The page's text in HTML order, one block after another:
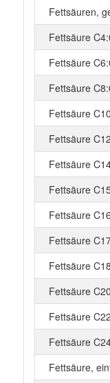
Fettsäuren,
Fettsäure
Fettsäure
Fettsäure
Fettsäure
Fettsäure
Fettsäure
Fettsäure
Fettsäure
Fettsäure
Fettsäure
Fettsäure
Fettsäure
Fettsäure
Fettsäure,